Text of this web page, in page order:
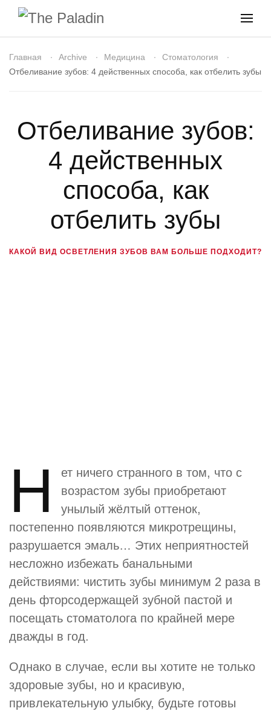
Главная Archive Медицина
Стоматология
Отбеливание зубов: 4 действенных способа, как отбелить зубы
Отбеливание зубов:
4 действенных
способа, как
отбелить зубы
КАКОЙ ВИД ОСВЕТЛЕНИЯ ЗУБОВ ВАМ БОЛЬШЕ ПОДХОДИТ?
Н
ет ничего странного в том, что с
возрастом зубы приобретают
унылый жёлтый оттенок,
постепенно появляются микротрещины,
разрушается эмаль… Этих неприятностей
несложно избежать банальными
действиями: чистить зубы минимум 2 раза в
день фторсодержащей зубной пастой и
посещать стоматолога по крайней мере
дважды в год.
Однако в случае, если вы хотите не только
здоровые зубы, но и красивую,
привлекательную улыбку, будьте готовы